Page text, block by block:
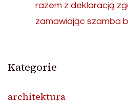
razem z deklaracją
zamawiając szamba
Kategorie
architektura